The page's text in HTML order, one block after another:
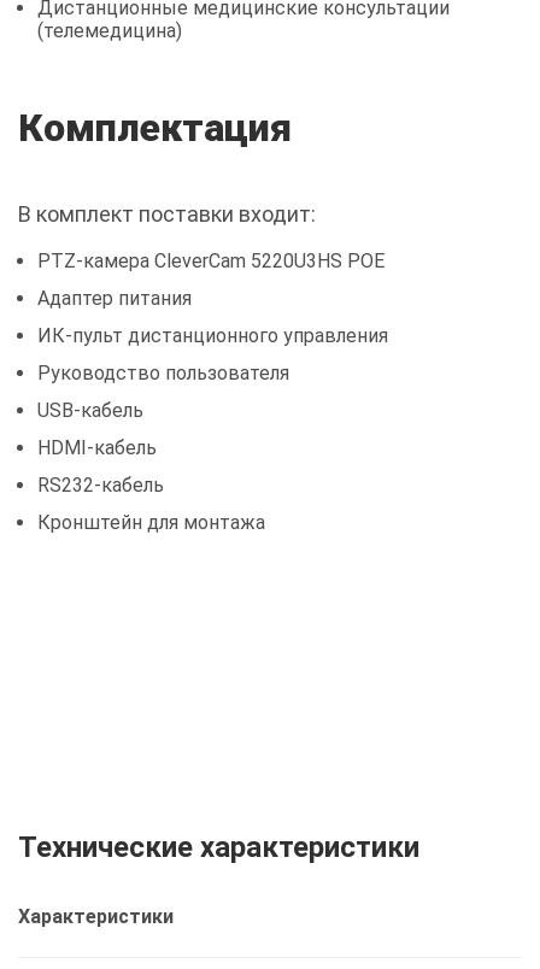
Дистанционные медицинские консультации
(телемедицина)
Комплектация
В комплект поставки входит:
PTZ-камера CleverCam 5220U3HS POE
Адаптер питания
ИК-пульт дистанционного управления
Руководство пользователя
USB-кабель
HDMI-кабель
RS232-кабель
Кронштейн для монтажа
Технические характеристики
Характеристики